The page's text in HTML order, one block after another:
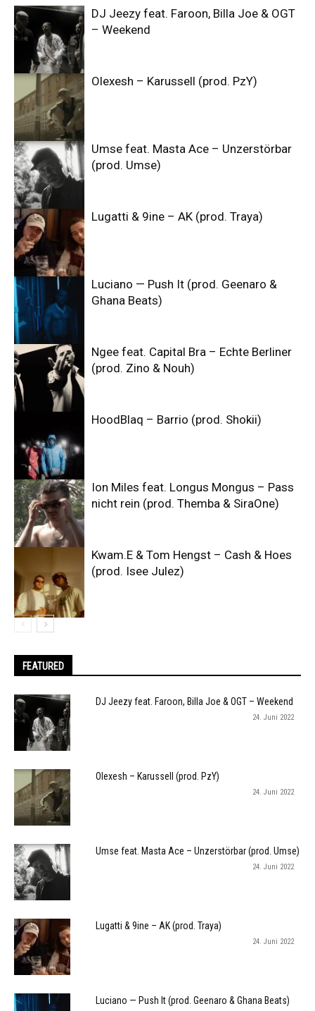
DJ Jeezy feat. Faroon, Billa Joe & OGT
– Weekend
Olexesh – Karussell (prod. PzY)
Umse feat. Masta Ace – Unzerstörbar
(prod. Umse)
Lugatti & 9ine – AK (prod. Traya)
Luciano — Push It (prod. Geenaro &
Ghana Beats)
Ngee feat. Capital Bra – Echte Berliner
(prod. Zino & Nouh)
HoodBlaq – Barrio (prod. Shokii)
Ion Miles feat. Longus Mongus – Pass
nicht rein (prod. Themba & SiraOne)
Kwam.E & Tom Hengst – Cash & Hoes
(prod. Isee Julez)
FEATURED
DJ Jeezy feat. Faroon, Billa Joe & OGT – Weekend
24. Juni 2022
Olexesh – Karussell (prod. PzY)
24. Juni 2022
Umse feat. Masta Ace – Unzerstörbar (prod. Umse)
24. Juni 2022
Lugatti & 9ine – AK (prod. Traya)
24. Juni 2022
Luciano — Push It (prod. Geenaro & Ghana Beats)